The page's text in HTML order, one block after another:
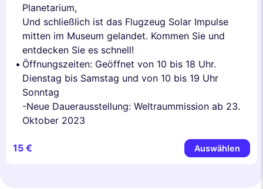
Planetarium,
Und schließlich ist das Flugzeug Solar Impulse
mitten im Museum gelandet. Kommen Sie und
entdecken Sie es schnell!
Öffnungszeiten: Geöffnet von 10 bis 18 Uhr.
Dienstag bis Samstag und von 10 bis 19 Uhr
Sonntag
-Neue Dauerausstellung: Weltraummission ab 23.
Oktober 2023
15 € Auswählen